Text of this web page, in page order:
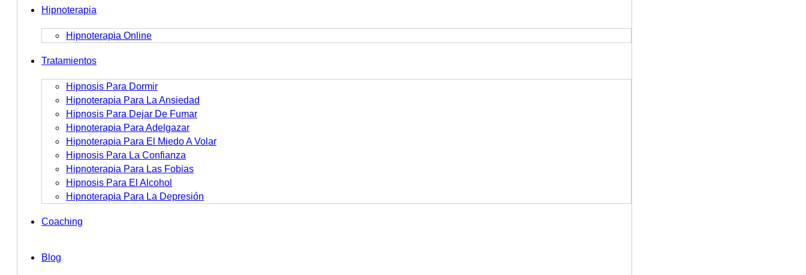
Hipnoterapia
Hipnoterapia Online
Tratamientos
Hipnosis Para Dormir
Hipnoterapia Para La Ansiedad
Hipnosis Para Dejar De Fumar
Hipnoterapia Para Adelgazar
Hipnoterapia Para El Miedo A Volar
Hipnosis Para La Confianza
Hipnoterapia Para Las Fobias
Hipnosis Para El Alcohol
Hipnoterapia Para La Depresión
Coaching
Blog